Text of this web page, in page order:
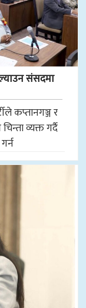
संसदमा
कप्तानगञ्ज र
व्यक्त गर्दै